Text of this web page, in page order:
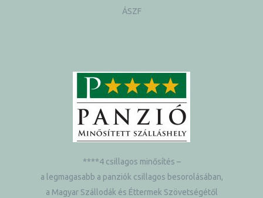
ÁSZF
****4 csillagos minősítés –
a legmagasabb a panziók csillagos besorolásában,
a Magyar Szállodák és Éttermek Szövetségétől